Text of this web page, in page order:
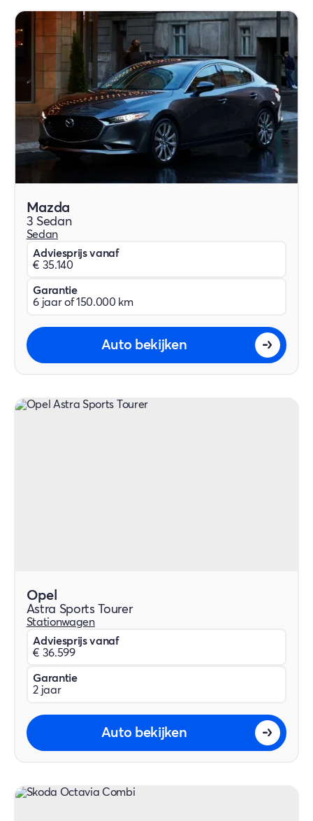
Mazda
3 Sedan
Sedan
Adviesprijs vanaf
€ 35.140
Garantie
6 jaar of 150.000 km
Auto bekijken
Opel
Astra Sports Tourer
Stationwagen
Adviesprijs vanaf
€ 36.599
Garantie
2 jaar
Auto bekijken